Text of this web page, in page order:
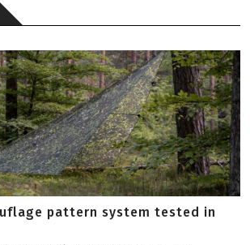
pattern system tested in